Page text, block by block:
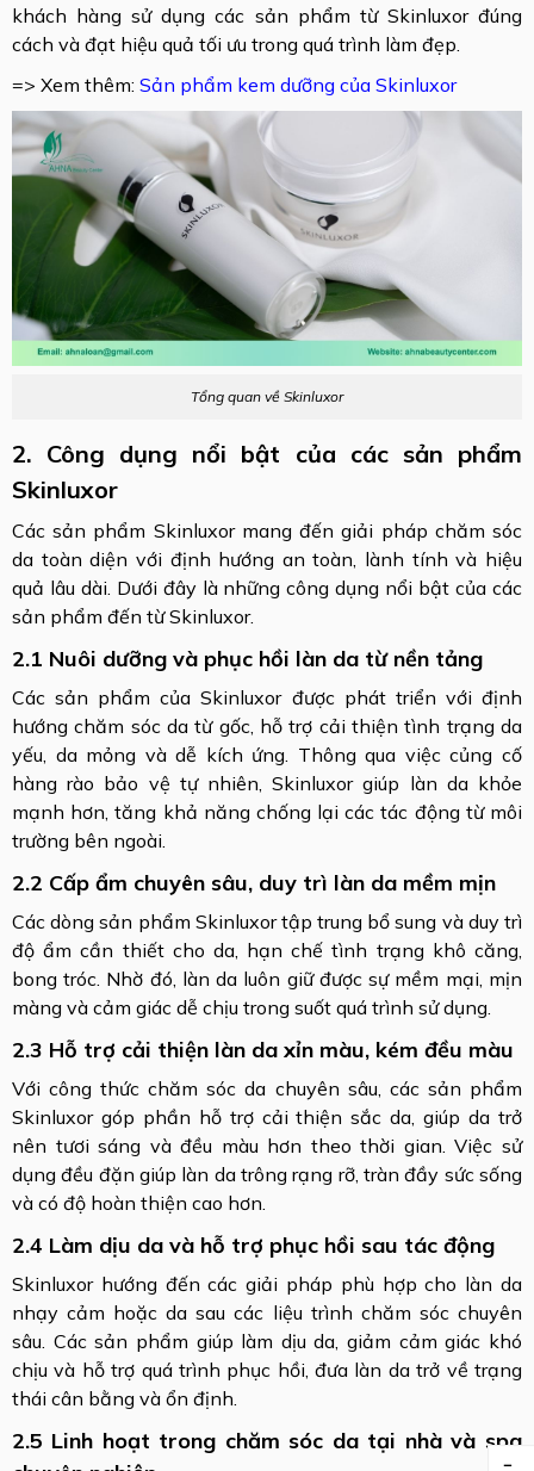
khách hàng sử dụng các sản phẩm từ Skinluxor đúng
cách và đạt hiệu quả tối ưu trong quá trình làm đẹp.
=> Xem thêm: Sản phẩm kem dưỡng của Skinluxor
Tổng quan về Skinluxor
2. Công dụng nổi bật của các sản phẩm
Skinluxor
Các sản phẩm Skinluxor mang đến giải pháp chăm sóc
da toàn diện với định hướng an toàn, lành tính và hiệu
quả lâu dài. Dưới đây là những công dụng nổi bật của các
sản phẩm đến từ Skinluxor.
2.1 Nuôi dưỡng và phục hồi làn da từ nền tảng
Các sản phẩm của Skinluxor được phát triển với định
hướng chăm sóc da từ gốc, hỗ trợ cải thiện tình trạng da
yếu, da mỏng và dễ kích ứng. Thông qua việc củng cố
hàng rào bảo vệ tự nhiên, Skinluxor giúp làn da khỏe
mạnh hơn, tăng khả năng chống lại các tác động từ môi
trường bên ngoài.
2.2 Cấp ẩm chuyên sâu, duy trì làn da mềm mịn
Các dòng sản phẩm Skinluxor tập trung bổ sung và duy trì
độ ẩm cần thiết cho da, hạn chế tình trạng khô căng,
bong tróc. Nhờ đó, làn da luôn giữ được sự mềm mại, mịn
màng và cảm giác dễ chịu trong suốt quá trình sử dụng.
2.3 Hỗ trợ cải thiện làn da xỉn màu, kém đều màu
Với công thức chăm sóc da chuyên sâu, các sản phẩm
Skinluxor góp phần hỗ trợ cải thiện sắc da, giúp da trở
nên tươi sáng và đều màu hơn theo thời gian. Việc sử
dụng đều đặn giúp làn da trông rạng rỡ, tràn đầy sức sống
và có độ hoàn thiện cao hơn.
2.4 Làm dịu da và hỗ trợ phục hồi sau tác động
Skinluxor hướng đến các giải pháp phù hợp cho làn da
nhạy cảm hoặc da sau các liệu trình chăm sóc chuyên
sâu. Các sản phẩm giúp làm dịu da, giảm cảm giác khó
chịu và hỗ trợ quá trình phục hồi, đưa làn da trở về trạng
thái cân bằng và ổn định.
2.5 Linh hoạt trong chăm sóc da tại nhà và spa